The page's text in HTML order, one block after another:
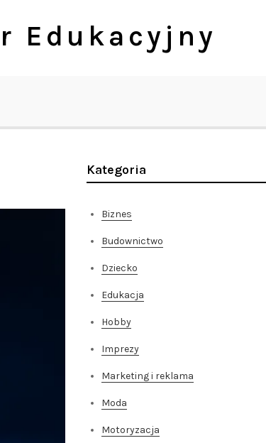
Edukacyjny
Kategoria
Biznes
Budownictwo
Dziecko
Edukacja
Hobby
Imprezy
Marketing i reklama
Moda
Motoryzacja